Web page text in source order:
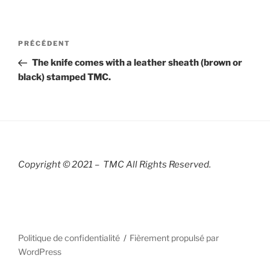
Navigation
l’article
Article
précédent
PRÉCÉDENT
The knife comes with a leather sheath (brown or
black) stamped TMC.
Copyright © 2021 – TMC All Rights Reserved.
Politique de confidentialité
Fièrement propulsé par
WordPress